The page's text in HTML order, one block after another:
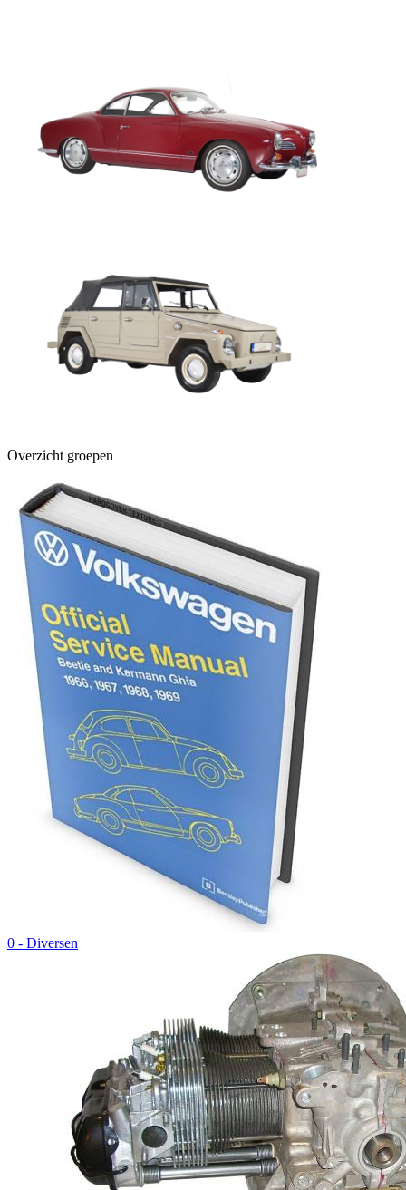
Overzicht groepen
0 - Diversen